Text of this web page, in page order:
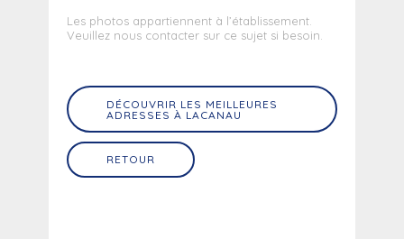
Les photos appartiennent à l’établissement.
Veuillez nous contacter sur ce sujet si besoin.
DÉCOUVRIR LES MEILLEURES
ADRESSES À LACANAU
RETOUR